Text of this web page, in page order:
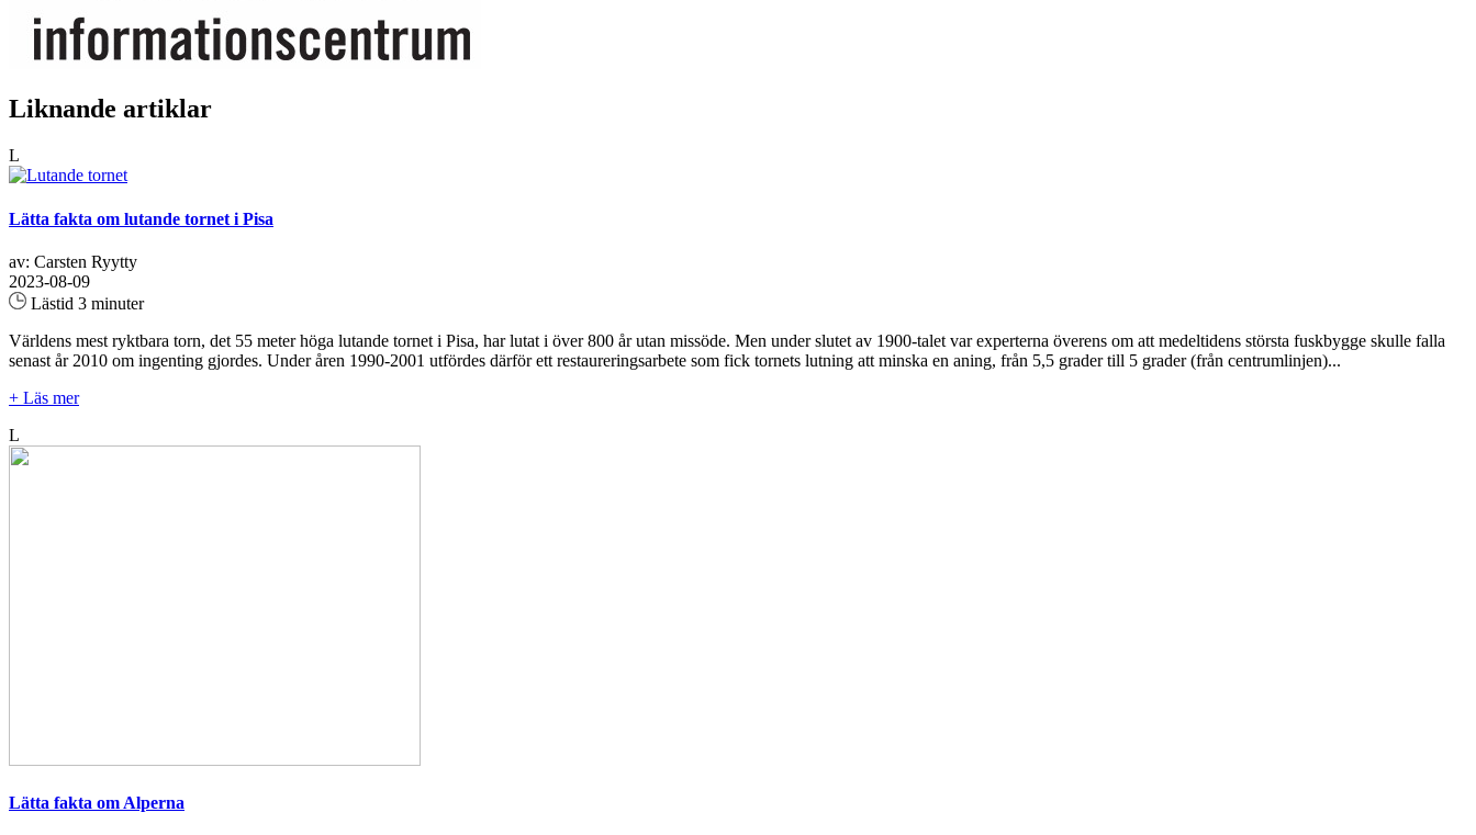
Liknande artiklar
L
Lätta fakta om lutande tornet i Pisa
av: Carsten Ryytty
2023-08-09
Lästid 3 minuter
Världens mest ryktbara torn, det 55 meter höga lutande tornet i Pisa, har lutat i över 800 år utan missöde. Men under slutet av 1900-talet var experterna överens om att medeltidens största fuskbygge skulle falla
senast år 2010 om ingenting gjordes. Under åren 1990-2001 utfördes därför ett restaureringsarbete som fick tornets lutning att minska en aning, från 5,5 grader till 5 grader (från centrumlinjen)...
+ Läs mer
L
Lätta fakta om Alperna